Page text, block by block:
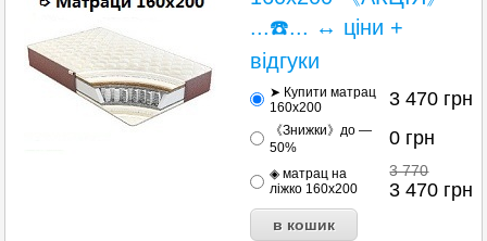
...☎️... ↔ ціни +
відгуки
➤ Купити матрац
160х200
3 470 грн
《Знижки》до —
50%
0 грн
◈ матрац на
ліжко 160х200
3 770
3 470 грн